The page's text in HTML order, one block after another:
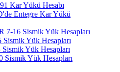
Kar Yükü Hesabı
Entegre Kar Yükü
7-16 Sismik Yük Hesapları
Sismik Yük Hesapları
Yük Hesapları
Sismik Yük Hesapları